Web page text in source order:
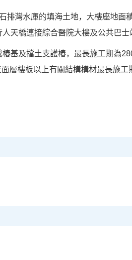
排灣水庫的填海土地，大樓座地面
天橋連接綜合醫院大樓及公共巴士
基及擋土支護樁，最長施工期為
層樓板以上有關結構構材最長施工